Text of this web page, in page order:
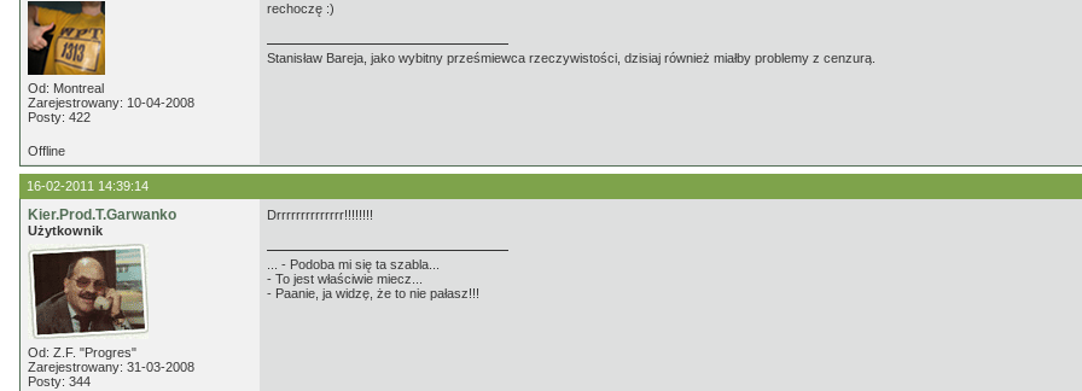
Od: Montreal
Zarejestrowany: 10-04-2008
Posty: 422
rechoczę :)
Stanisław Bareja, jako wybitny prześmiewca rzeczywistości, dzisiaj również miałby problemy z cenzurą.
Offline
16-02-2011 14:39:14
Kier.Prod.T.Garwanko
Użytkownik
Od: Z.F. "Progres"
Zarejestrowany: 31-03-2008
Posty: 344
Drrrrrrrrrrrrrr!!!!!!!!
... - Podoba mi się ta szabla...
- To jest właściwie miecz...
- Paanie, ja widzę, że to nie pałasz!!!